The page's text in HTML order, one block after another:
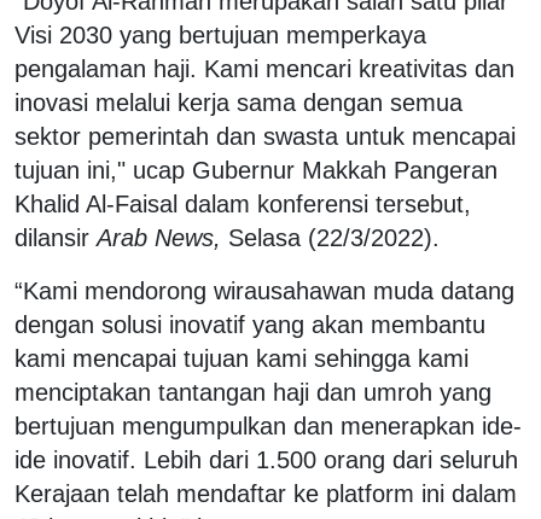
Visi 2030 yang bertujuan memperkaya
pengalaman haji. Kami mencari kreativitas dan
inovasi melalui kerja sama dengan semua
sektor pemerintah dan swasta untuk mencapai
tujuan ini," ucap Gubernur Makkah Pangeran
Khalid Al-Faisal dalam konferensi tersebut,
dilansirArab News, Selasa (22/3/2022).
“Kami mendorong wirausahawan muda datang
dengan solusi inovatif yang akan membantu
kami mencapai tujuan kami sehingga kami
menciptakan tantangan haji dan umroh yang
bertujuan mengumpulkan dan menerapkan ide-
ide inovatif. Lebih dari 1.500 orang dari seluruh
Kerajaan telah mendaftar ke platform ini dalam